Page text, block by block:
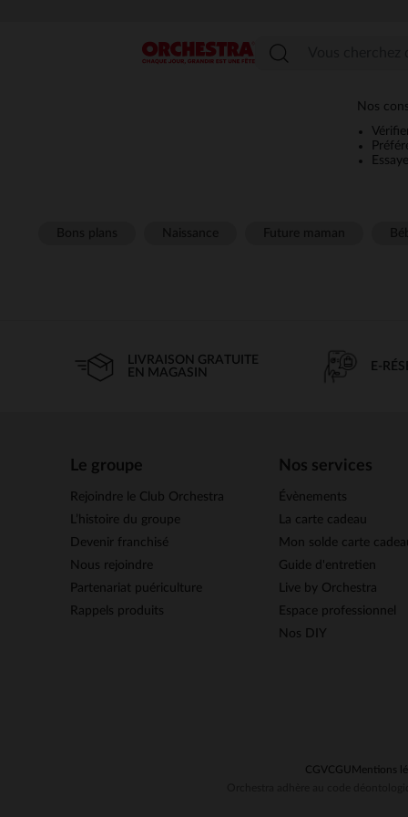
Menu
Nos
LIVRAISON GRATUITE
EN MAGASIN
E-
Le groupe
Rejoindre le Club Orchestra
L’histoire du groupe
Devenir franchisé
Nous rejoindre
Partenariat puériculture
Rappels produits
Nos services
Évènements
La carte cadeau
Mon solde carte
Guide d'entretien
Live by Orchestra
Espace professionnel
Nos DIY
CGVCGU Mentions